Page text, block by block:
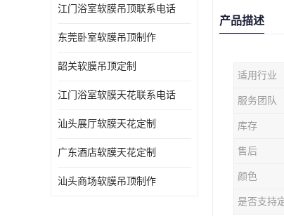
江门浴室软膜吊顶联系电话
东莞卧室软膜吊顶制作
韶关软膜吊顶定制
江门浴室软膜天花联系电话
汕头展厅软膜天花定制
广东酒店软膜天花定制
汕头商场软膜吊顶制作
产品描述
适用行业
服务团队
库存
售后
颜色
是否支持